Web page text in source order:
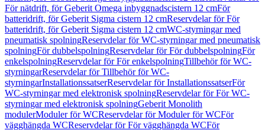
För nätdrift, för Geberit Omega inbyggnadscistern 12 cmFör
batteridrift, för Geberit Sigma cistern 12 cmReservdelar för För
batteridrift, för Geberit Sigma cistern 12 cmWC-styrningar med
pneumatisk spolningReservdelar för WC-styrningar med pneumatisk
spolningFör dubbelspolningReservdelar för För dubbelspolningFör
enkelspolningReservdelar för För enkelspolningTillbehör för WC-
styrningarReservdelar för Tillbehör för WC-
styrningarInstallationssatserReservdelar för InstallationssatserFör
WC-styrningar med elektronisk spolningReservdelar för För WC-
styrningar med elektronisk spolningGeberit Monolith
modulerModuler för WCReservdelar för Moduler för WCFör
vägghängda WCReservdelar för För vägghängda WCFör